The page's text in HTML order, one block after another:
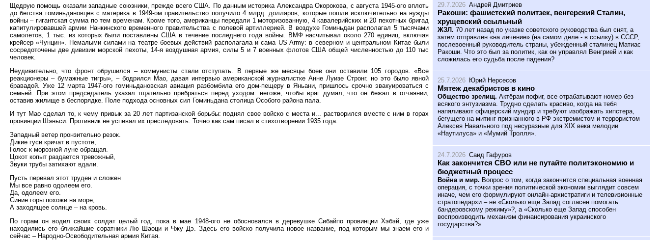
Щедрую помощь оказали западные союзники, прежде всего США. По данным историка Александра Окорокова, с августа 1945-ого вплоть
до бегства гоминьдановцев с материка в 1949-ом правительство получило 4 млрд. долларов, которые пошли исключительно на нужды
войны – гигантская сумма по тем временам. Кроме того, американцы передали 1 моторизованную, 4 кавалерийских и 20 пехотных бригад
капитулировавшей армии Нанкинского временного правительства с полевой артиллерией. В воздухе Гоминьдан располагал 5 тысячами
самолетов, 1 тыс. из которых были поставлены США в течение последнего года войны. ВМФ насчитывал около 270 единиц, включая
крейсер «Чунцин». Немалыми силами на театре боевых действий располагала и сама US Army: в северном и центральном Китае были
сосредоточены две дивизии морской пехоты, 14-я воздушная армия, силы 5 и 7 военных флотов США общей численностью до 110 тыс
человек.
Неудивительно, что фронт обрушился – коммунисты стали отступать. В первые же месяцы боев они оставили 105 городов. «Все
реакционеры – бумажные тигры», – бодрился Мао, давая интервью американской журналистке Анне Луизе Стронг. но это было явной
бравадой. Уже 12 марта 1947-ого гоминьдановская авиация разбомбила его дом-пещеру в Яньани, пришлось срочно эвакуироваться с
семьей. При этом председатель указал тщательно прибраться перед уходом: негоже, чтобы враг думал, что он бежал в отчаянии,
оставив жилище в беспорядке. Поле подхода основных сил Гоминьдана столица Особого района пала.
И тут Мао сделал то, к чему привык за 20 лет партизанской борьбы: поднял свое войско с места и... растворился вместе с ним в горах
провинции Шэньси. Противник не успевал их преследовать. Точно как сам писал в стихотворении 1935 года:
Западный ветер пронзительно резок.
Дикие гуси кричат в пустоте,
Голос к морозной луне обращая.
Цокот копыт раздается тревожный,
Звуки трубы затихают вдали.
Пусть перевал этот труден и сложен
Мы все равно одолеем его.
Да, одолеем его.
Синие горы похожи на море,
А заходящее солнце – на кровь.
По горам он водил своих солдат целый год, пока в мае 1948-ого не обосновался в деревушке Сибайпо провинции Хэбэй, где уже
находились его ближайшие соратники Лю Шаоци и Чжу Дэ. Здесь его войско получила новое название, под которым мы знаем его и
сейчас – Народно-Освободительная армия Китая.
29.7.2026 Андрей Дмитриев
Ракоши: фашистский политзек, венгерский Сталин,
хрущевский ссыльный
ЖЗЛ. 70 лет назад по указке советского руководства был снят, а
затем отправлен «на лечение» (на самом деле - в ссылку) в СССР,
послевоенный руководитель страны, убежденный сталинец Матиас
Ракоши. Что это был за политик, как он управлял Венгрией и как
сложилась его судьба после падения?
25.7.2026 Юрий Нерсесов
Мятеж декабристов в кино
Общество зрелищ. Актёрам пофиг, все отрабатывают номер без
всякого энтузиазма. Трудно сделать красиво, когда на тебя
напяливают офицерский мундир и требуют изображать хипстера,
бегущего на митинг признанного в РФ экстремистом и террористом
Алексея Навального под несуразные для XIX века мелодии
«Наутилуса» и «Мумий Тролля».
24.7.2026 Саид Гафуров
Как закончится СВО или не путайте политэкономию и
бюджетный процесс
Война и мир. Вопрос о том, когда закончится специальная военная
операция, с точки зрения политической экономии выглядит совсем
иначе, чем его формулируют онлайн-архистратиги и телевизионные
стратопедархи – не «Сколько еще Запад согласен помогать
бандеровскому режиму»?, а «Сколько еще Запад способен
воспроизводить механизм финансирования украинского
государства?»